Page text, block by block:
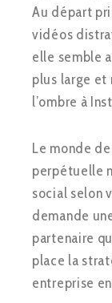
Au départ
vidéos
elle semble
plus large et
l’ombre à
Le monde
perpétuelle
social selon
demande
partenaire
place la
entreprise